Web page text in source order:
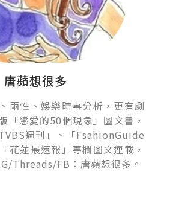
唐蘋想很多
兩性、娛樂時事分析，更有劇
「戀愛的50個現象」圖文書，
週刊」、「FsahionGuide
花蓮最速報」專欄圖文連載，
Threads/FB：唐蘋想很多。